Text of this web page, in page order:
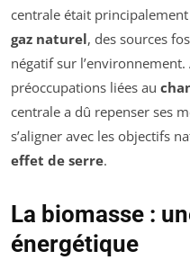
centrale était
gaz naturel, des sources
négatif sur l’environnement.
préoccupations liées au
centrale a dû repenser ses
s’aligner avec les objectifs
effet de serre.
La biomasse :
énergétique